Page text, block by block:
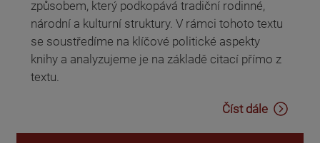
způsobem, který podkopává tradiční rodinné,
národní a kulturní struktury. V rámci tohoto textu
se soustředíme na klíčové politické aspekty
knihy a analyzujeme je na základě citací přímo z
textu.
Číst dále